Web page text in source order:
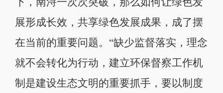
展形成长效，共享绿色发展成果，成了摆
在当前的重要问题。“缺少监督落实，理念
就不会转化为行动，建立环保督察工作机
制是建设生态文明的重要抓手，要以制度